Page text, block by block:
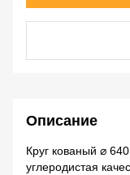
Описание
Круг кованый ⌀
углеродистая